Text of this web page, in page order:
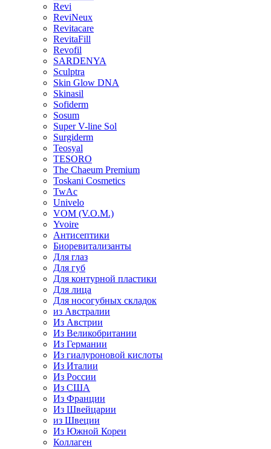
Revi
ReviNeux
Revitacare
RevitaFill
Revofil
SARDENYA
Sculptra
Skin Glow DNA
Skinasil
Sofiderm
Sosum
Super V-line Sol
Surgiderm
Teosyal
TESORO
The Chaeum Premium
Toskani Cosmetics
TwAc
Univelo
VOM (V.O.M.)
Yvoire
Антисептики
Биоревитализанты
Для глаз
Для губ
Для контурной пластики
Для лица
Для носогубных складок
из Австралии
Из Австрии
Из Великобритании
Из Германии
Из гиалуроновой кислоты
Из Италии
Из России
Из США
Из Франции
Из Швейцарии
из Швеции
Из Южной Кореи
Коллаген